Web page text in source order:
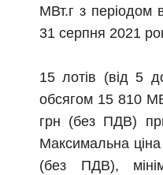
МВт.г з періодом
31 серпня 2021
15 лотів (від 5
обсягом 15 810
грн (без ПДВ)
Максимальна
(без ПДВ),